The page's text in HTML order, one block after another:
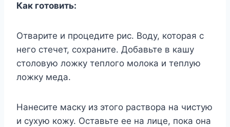
Как готовить:
Отварите и процедите рис. Воду, которая с
него стечет, сохраните. Добавьте в кашу
столовую ложку теплого молока и теплую
ложку меда.
Нанесите маску из этого раствора на чистую
и сухую кожу. Оставьте ее на лице, пока она